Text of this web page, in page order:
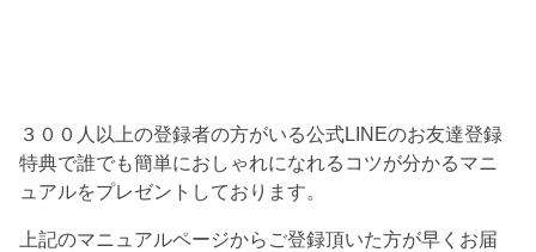
３００人以上の登録者の方がいる公式LINEのお友達登録
特典で誰でも簡単におしゃれになれるコツが分かるマニ
ュアルをプレゼントしております。
上記のマニュアルページからご登録頂いた方が早くお届